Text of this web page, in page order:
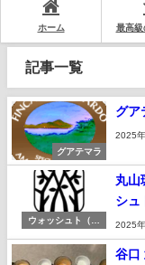
ホーム 最高級
記事一覧
グアテマラ
グア
2025
ウォッシュト（湿
丸山
シュ
2025
谷口